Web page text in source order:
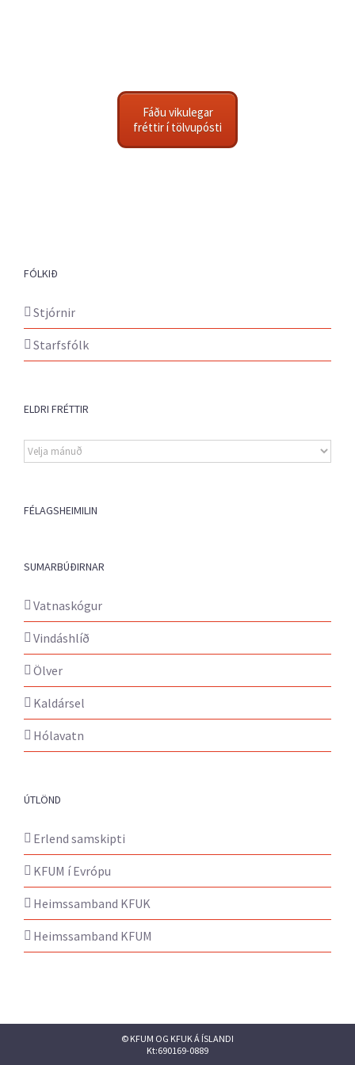
Fáðu vikulegar
fréttir í tölvupósti
FÓLKIÐ
Stjórnir
Starfsfólk
ELDRI FRÉTTIR
Eldri
fréttir
FÉLAGSHEIMILIN
SUMARBÚÐIRNAR
Vatnaskógur
Vindáshlíð
Ölver
Kaldársel
Hólavatn
ÚTLÖND
Erlend samskipti
KFUM í Evrópu
Heimssamband KFUK
Heimssamband KFUM
© KFUM OG KFUK Á ÍSLANDI
Kt:690169-0889